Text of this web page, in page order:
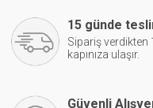
15 günde
Sipariş verdikten
kapınıza ulaşır.
Güvenli